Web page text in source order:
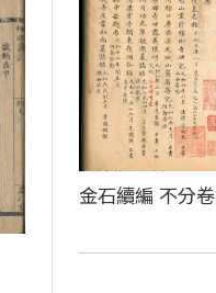
金石續編 不分卷